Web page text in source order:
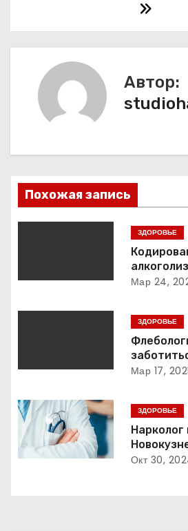
я
п
о
м
Автор:
Похожая запись
ЗДОРОВЬЕ
методы и
Мар 24,
ЗДОРОВЬЕ
Мар 17,
ЗДОРОВЬЕ
Которая
Окт 30,